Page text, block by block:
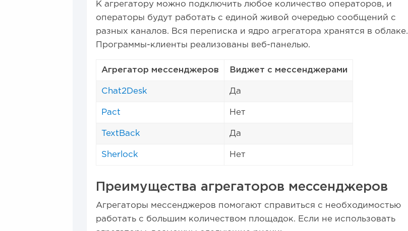
К агрегатору можно подключить любое количество операторов, и
операторы будут работать с единой живой очередью сообщений с
разных каналов. Вся переписка и ядро агрегатора хранятся в облаке.
Программы-клиенты реализованы веб-панелью.
Агрегатор мессенджеров Виджет с мессенджерами
Chat2Desk Да
Pact Нет
TextBack Да
Sherlock Нет
Преимущества агрегаторов мессенджеров
Агрегаторы мессенджеров помогают справиться с необходимостью
работать с большим количеством площадок. Если не использовать